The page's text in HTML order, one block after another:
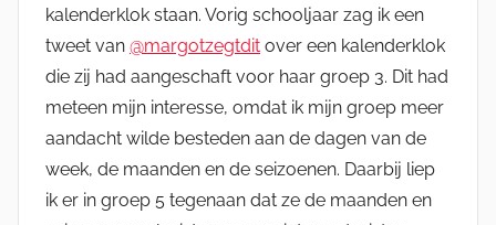
kalenderklok staan. Vorig schooljaar zag ik een
tweet van @margotzegtdit over een kalenderklok
die zij had aangeschaft voor haar groep 3. Dit had
meteen mijn interesse, omdat ik mijn groep meer
aandacht wilde besteden aan de dagen van de
week, de maanden en de seizoenen. Daarbij liep
ik er in groep 5 tegenaan dat ze de maanden en